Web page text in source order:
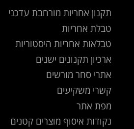
תקנון אחריות מורחבת עדכני
טבלת אחריות
טבלאות אחריות היסטוריות
ארכיון תקנונים ישנים
אתרי סחר מורשים
קשרי משקיעים
מפת אתר
נקודות איסוף מוצרים קטנים